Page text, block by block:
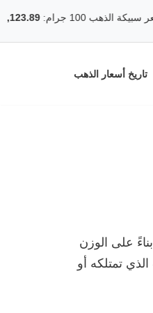
100 جرام: 12,123.89 يورو
تاريخ أسعار الذهب
على الوزن
تمتلكه أو